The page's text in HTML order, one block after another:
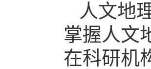
人文地
掌握人文
在科研机